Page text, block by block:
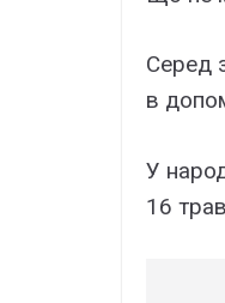
Серед
в
У
16